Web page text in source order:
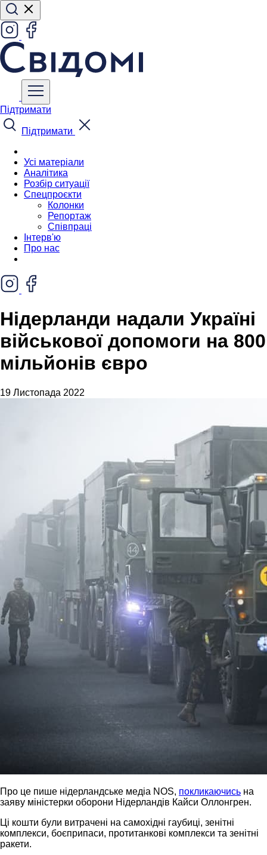
Підтримати
Підтримати
Усі матеріали
Аналітика
Розбір ситуації
Спецпроєкти
Колонки
Репортаж
Співпраці
Інтерв'ю
Про нас
Нідерланди надали Україні
військової допомоги на 800
мільйонів євро
19 Листопада 2022
Про це пише нідерландське медіа NOS, покликаючись на
заяву міністерки оборони Нідерландів Кайси Оллонгрен.
Ці кошти були витрачені на самохідні гаубиці, зенітні
комплекси, боєприпаси, протитанкові комплекси та зенітні
ракети.